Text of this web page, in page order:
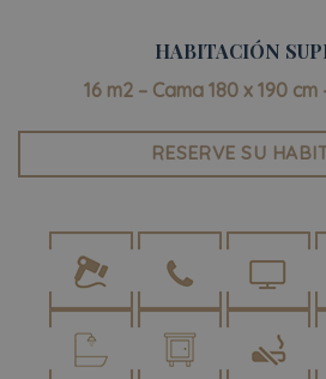
HABITACIÓN
16 m2 – Cama 180 x 190
RESERVE SU